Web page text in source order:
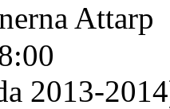
Attarp
2013-